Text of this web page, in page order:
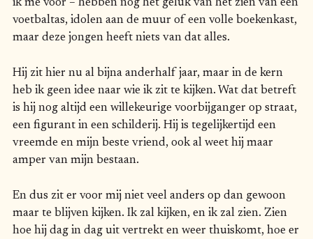
ik me voor – hebben nog het geluk van het zien van een
voetbaltas, idolen aan de muur of een volle boekenkast,
maar deze jongen heeft niets van dat alles.
Hij zit hier nu al bijna anderhalf jaar, maar in de kern
heb ik geen idee naar wie ik zit te kijken. Wat dat betreft
is hij nog altijd een willekeurige voorbijganger op straat,
een figurant in een schilderij. Hij is tegelijkertijd een
vreemde en mijn beste vriend, ook al weet hij maar
amper van mijn bestaan.
En dus zit er voor mij niet veel anders op dan gewoon
maar te blijven kijken. Ik zal kijken, en ik zal zien. Zien
hoe hij dag in dag uit vertrekt en weer thuiskomt, hoe er